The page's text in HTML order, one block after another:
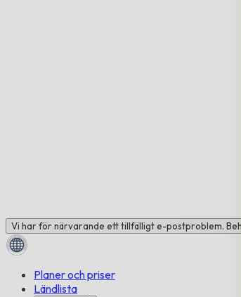
Vi har för närvarande ett tillfälligt e-postproblem.
Planer och priser
Ländlista